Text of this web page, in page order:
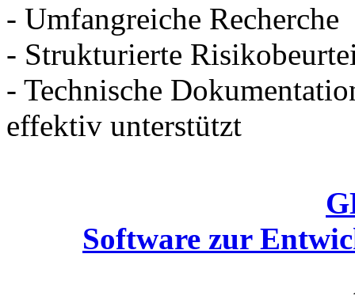
- Umfangreiche Recherche
- Strukturierte
- Technische
effektiv unterstützt
Software zur